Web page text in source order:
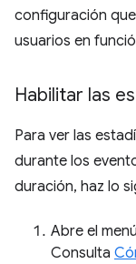
configuración
usuarios en
Habilitar las
Para ver las
durante los
duración, haz lo
Abre el menú
Consulta